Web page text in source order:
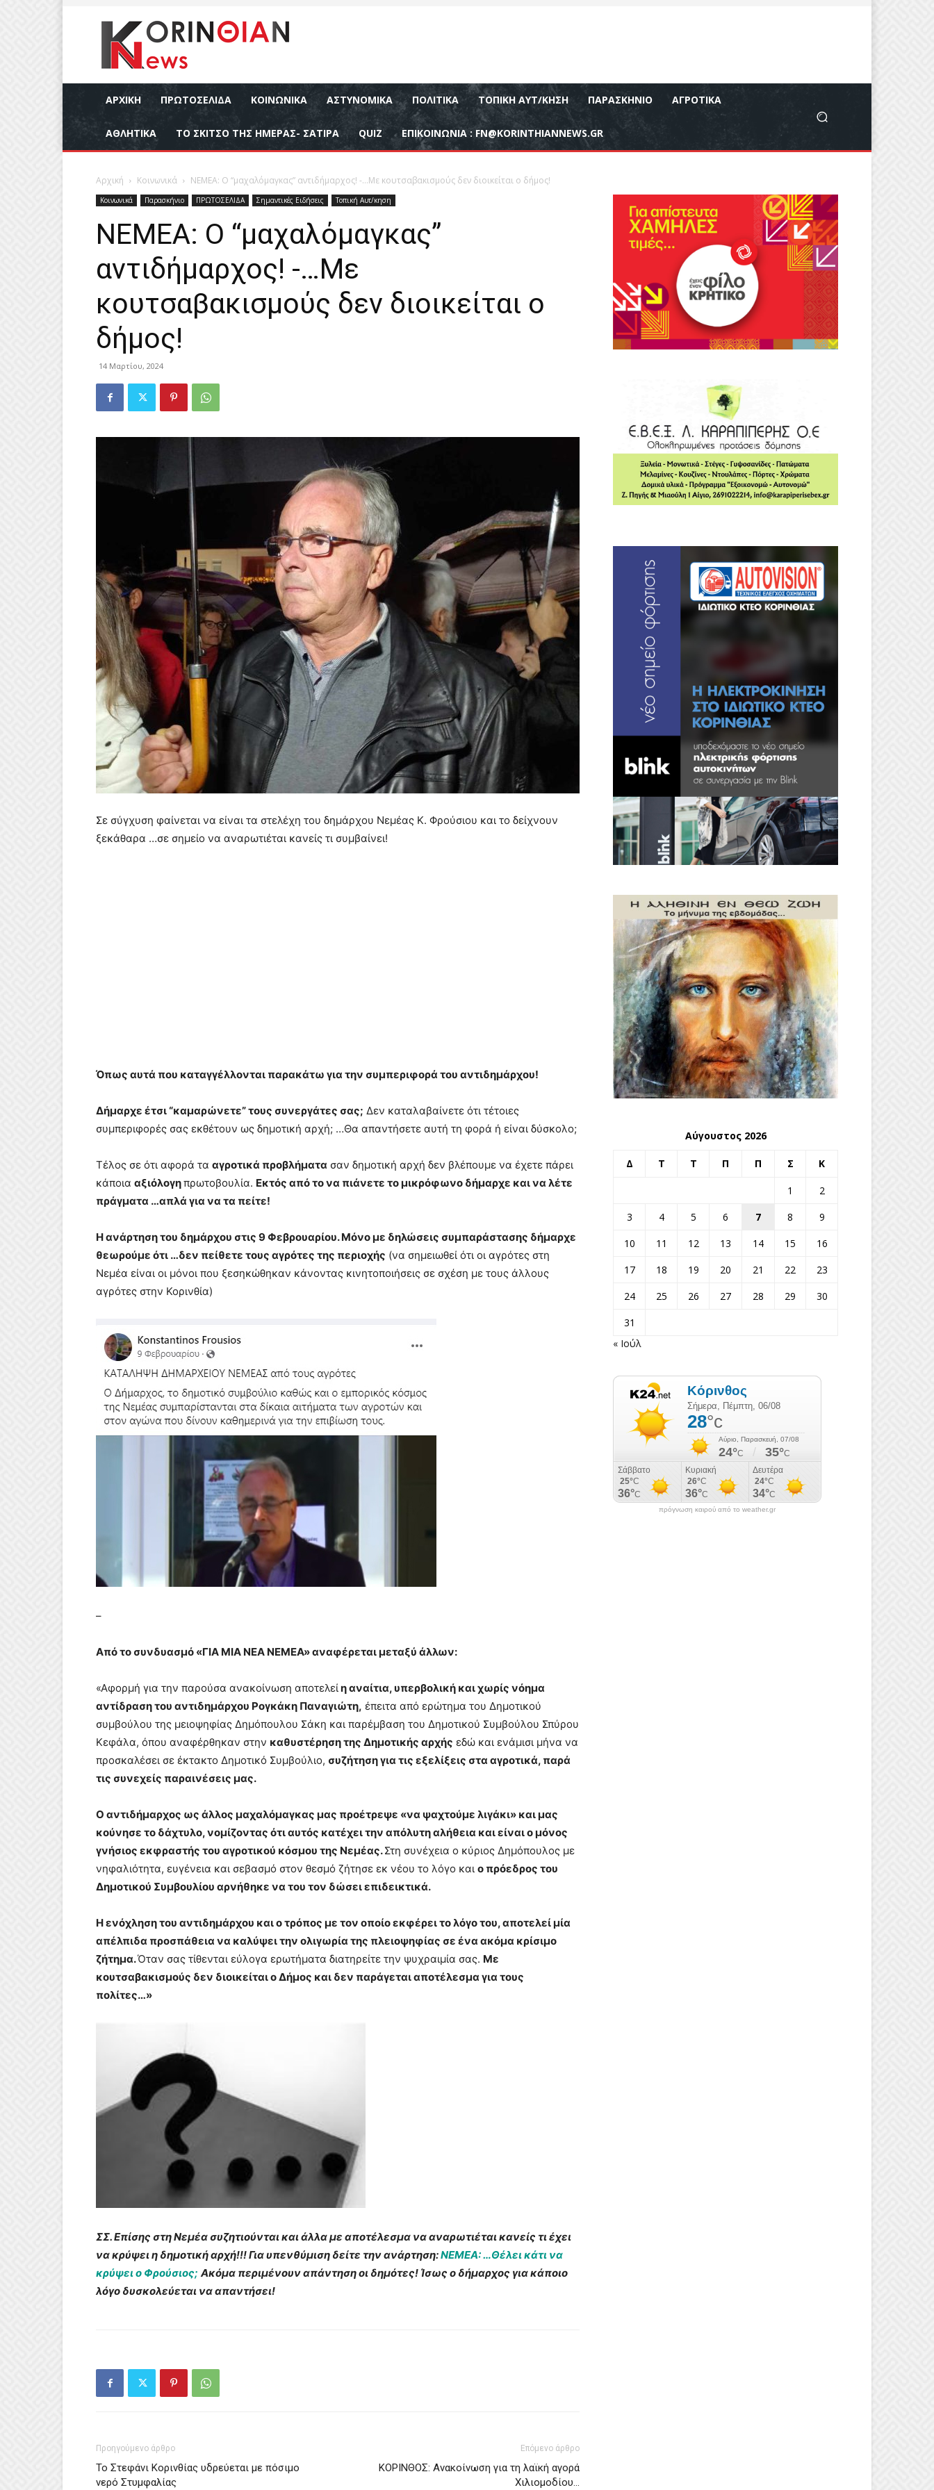
ΑΡΧΙΚΉ ΠΡΩΤΟΣΕΛΙΔΑ ΚΟΙΝΩΝΙΚΆ ΑΣΤΥΝΟΜΙΚΆ ΠΟΛΙΤΙΚΆ ΤΟΠΙΚΉ ΑΥΤ/ΚΗΣΗ ΠΑΡΑΣΚΉΝΙΟ ΑΓΡΟΤΙΚΆ
ΑΘΛΗΤΙΚΆ ΤΟ ΣΚΙΤΣΟ ΤΗΣ ΗΜΕΡΑΣ- ΣΑΤΙΡΑ QUIZ ΕΠΙΚΟΙΝΩΝΊΑ : FN@KORINTHIANNEWS.GR
Αρχική Κοινωνικά ΝΕΜΕΑ: Ο “μαχαλόμαγκας” αντιδήμαρχος! -…Με κουτσαβακισμούς δεν διοικείται ο δήμος!
Κοινωνικά Παρασκήνιο ΠΡΩΤΟΣΕΛΙΔΑ Σημαντικές Ειδήσεις Τοπική Αυτ/κηση
ΝΕΜΕΑ: Ο “μαχαλόμαγκας”
αντιδήμαρχος! -…Με
κουτσαβακισμούς δεν διοικείται ο
δήμος!
14 Μαρτίου, 2024
Σε σύγχυση φαίνεται να είναι τα στελέχη του δημάρχου Νεμέας Κ. Φρούσιου και το δείχνουν
ξεκάθαρα …σε σημείο να αναρωτιέται κανείς τι συμβαίνει!
Όπως αυτά που καταγγέλλονται παρακάτω για την συμπεριφορά του αντιδημάρχου!
Δήμαρχε έτσι “καμαρώνετε” τους συνεργάτες σας; Δεν καταλαβαίνετε ότι τέτοιες
συμπεριφορές σας εκθέτουν ως δημοτική αρχή; …Θα απαντήσετε αυτή τη φορά ή είναι δύσκολο;
Τέλος σε ότι αφορά τα αγροτικά προβλήματα σαν δημοτική αρχή δεν βλέπουμε να έχετε πάρει
κάποια αξιόλογηπρωτοβουλία. Εκτός από το να πιάνετε το μικρόφωνο δήμαρχε και να λέτε
πράγματα …απλά για να τα πείτε!
Η ανάρτηση του δημάρχου στις 9 Φεβρουαρίου. Μόνο με δηλώσεις συμπαράστασης δήμαρχε
θεωρούμε ότι …δεν πείθετε τους αγρότες της περιοχής (να σημειωθεί ότι οι αγρότες στη
Νεμέα είναι οι μόνοι που ξεσηκώθηκαν κάνοντας κινητοποιήσεις σε σχέση με τους άλλους
αγρότες στην Κορινθία)
–
Από το συνδυασμό «ΓΙΑ ΜΙΑ ΝΕΑ ΝΕΜΕΑ» αναφέρεται μεταξύ άλλων:
«Αφορμή για την παρούσα ανακοίνωση αποτελείη αναίτια, υπερβολική και χωρίς νόημα
αντίδραση του αντιδημάρχου Ρογκάκη Παναγιώτη, έπειτα από ερώτημα του Δημοτικού
συμβούλου της μειοψηφίας Δημόπουλου Σάκη και παρέμβαση του Δημοτικού Συμβούλου Σπύρου
Κεφάλα, όπου αναφέρθηκαν στην καθυστέρηση της Δημοτικής αρχής εδώ και ενάμισι μήνα να
προσκαλέσει σε έκτακτο Δημοτικό Συμβούλιο, συζήτηση για τις εξελίξεις στα αγροτικά, παρά
τις συνεχείς παραινέσεις μας.
Ο αντιδήμαρχος ως άλλος μαχαλόμαγκας μας προέτρεψε «να ψαχτούμε λιγάκι» και μας
κούνησε το δάχτυλο, νομίζοντας ότι αυτός κατέχει την απόλυτη αλήθεια και είναι ο μόνος
γνήσιος εκφραστής του αγροτικού κόσμου της Νεμέας.Στη συνέχεια ο κύριος Δημόπουλος με
νηφαλιότητα, ευγένεια και σεβασμό στον θεσμό ζήτησε εκ νέου το λόγο και ο πρόεδρος του
Δημοτικού Συμβουλίου αρνήθηκε να του τον δώσει επιδεικτικά.
Η ενόχληση του αντιδημάρχου και ο τρόπος με τον οποίο εκφέρει το λόγο του, αποτελεί μία
απέλπιδα προσπάθεια να καλύψει την ολιγωρία της πλειοψηφίας σε ένα ακόμα κρίσιμο
ζήτημα.Όταν σας τίθενται εύλογα ερωτήματα διατηρείτε την ψυχραιμία σας. Με
κουτσαβακισμούς δεν διοικείται ο Δήμος και δεν παράγεται αποτέλεσμα για τους
πολίτες…»
ΣΣ. Επίσης στη Νεμέα συζητιούνται και άλλα με αποτέλεσμα να αναρωτιέται κανείς τι έχει
να κρύψει η δημοτική αρχή!!! Για υπενθύμιση δείτε την ανάρτηση:ΝΕΜΕΑ: …Θέλει κάτι να
κρύψει ο Φρούσιος; Ακόμα περιμένουν απάντηση οι δημότες! Ίσως ο δήμαρχος για κάποιο
λόγο δυσκολεύεται να απαντήσει!
Προηγούμενο άρθρο
Το Στεφάνι Κορινθίας υδρεύεται με πόσιμο
νερό Στυμφαλίας
Επόμενο άρθρο
ΚΟΡΙΝΘΟΣ: Ανακοίνωση για τη λαϊκή αγορά
Χιλιομοδίου…
Αύγουστος 2026
Δ Τ Τ Π Π Σ Κ
1
2
3
4 5 6 7 8
9
10
11 12 13 14 15
16
17
18 19 20 21 22
23
24
25 26 27 28 29
30
31
« Ιούλ
πρόγνωση καιρού από το weather.gr